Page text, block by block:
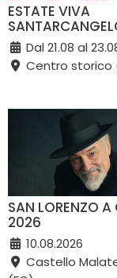
ESTATE VIVA
Dal 21.08 al
Centro storico
SAN LORENZO A
2026
10.08.2026
Castello